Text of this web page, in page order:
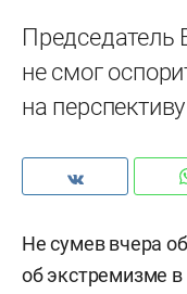
не смог
на
Не сумев вчера
об экстремизме